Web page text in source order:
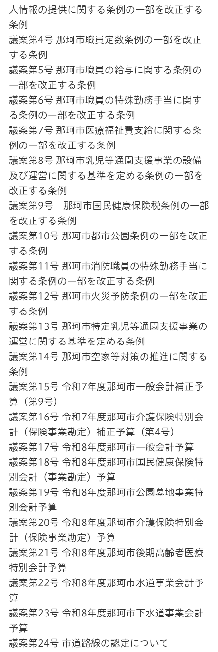
人情報の提供に関する条例の一部を改正する
条例
議案第4号 那珂市職員定数条例の一部を改正
する条例
議案第5号 那珂市職員の給与に関する条例の
一部を改正する条例
議案第6号 那珂市職員の特殊勤務手当に関す
る条例の一部を改正する条例
議案第7号 那珂市医療福祉費支給に関する条
例の一部を改正する条例
議案第8号 那珂市乳児等通園支援事業の設備
及び運営に関する基準を定める条例の一部を
改正する条例
議案第9号 那珂市国民健康保険税条例の一部
を改正する条例
議案第10号 那珂市都市公園条例の一部を改正
する条例
議案第11号 那珂市消防職員の特殊勤務手当に
関する条例の一部を改正する条例
議案第12号 那珂市火災予防条例の一部を改正
する条例
議案第13号 那珂市特定乳児等通園支援事業の
運営に関する基準を定める条例
議案第14号 那珂市空家等対策の推進に関する
条例
議案第15号 令和7年度那珂市一般会計補正予
算（第9号）
議案第16号 令和7年度那珂市介護保険特別会
計（保険事業勘定）補正予算（第4号）
議案第17号 令和8年度那珂市一般会計予算
議案第18号 令和8年度那珂市国民健康保険特
別会計（事業勘定）予算
議案第19号 令和8年度那珂市公園墓地事業特
別会計予算
議案第20号 令和8年度那珂市介護保険特別会
計（保険事業勘定）予算
議案第21号 令和8年度那珂市後期高齢者医療
特別会計予算
議案第22号 令和8年度那珂市水道事業会計予
算
議案第23号 令和8年度那珂市下水道事業会計
予算
議案第24号 市道路線の認定について